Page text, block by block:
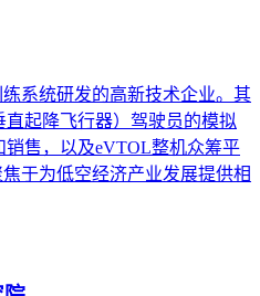
系统研发的高新技术企业。其
起降飞行器）驾驶员的模拟
售，以及eVTOL整机众筹平
于为低空经济产业发展提供相